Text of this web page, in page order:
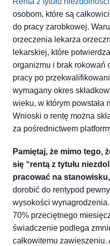
osobom, które są
do pracy zarobkowej.
orzeczenia lekarza
lekarskiej, które
organizmu i brak rokowań
pracy po
wymagany okres
wieku, w którym powstała
Wnioski o rentę można
za pośrednictwem
Pamiętaj, że mimo tego,
się “rentą z tytułu
pracować na
dorobić do rentypod
wysokości
70% przeciętnego
świadczenie podlega
całkowitemu